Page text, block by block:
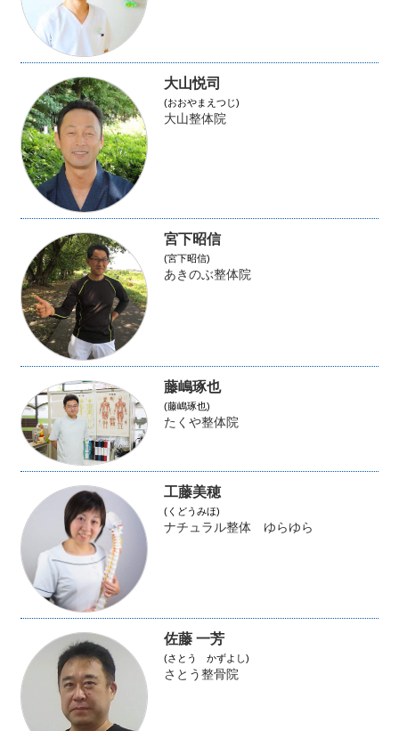
大山悦司
(おおやまえつじ)
大山整体院
宮下昭信
(宮下昭信)
あきのぶ整体院
藤嶋琢也
(藤嶋琢也)
たくや整体院
工藤美穂
(くどうみほ)
ナチュラル整体 ゆらゆら
佐藤 一芳
(さとう かずよし)
さとう整骨院